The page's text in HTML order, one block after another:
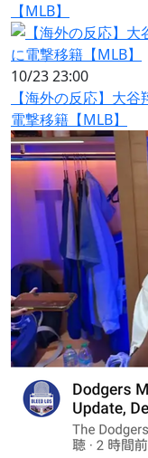
【MLB】
10/23 23:00
【海外の反応】大
電撃移籍【MLB】